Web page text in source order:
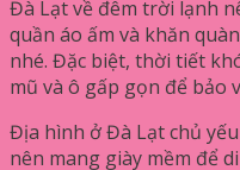
Đà Lạt về đêm trời lạnh
quần áo ấm và khăn
nhé. Đặc biệt, thời tiết
mũ và ô gấp gọn để bảo
Địa hình ở Đà Lạt chủ
nên mang giày mềm để